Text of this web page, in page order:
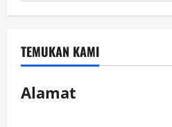
TEMUKAN KAMI
Alamat